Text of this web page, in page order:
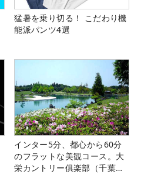
猛暑を乗り切る！ こだわり機
能派パンツ4選
インター5分、都心から60分
のフラットな美観コース。大
栄カントリー俱楽部（千葉